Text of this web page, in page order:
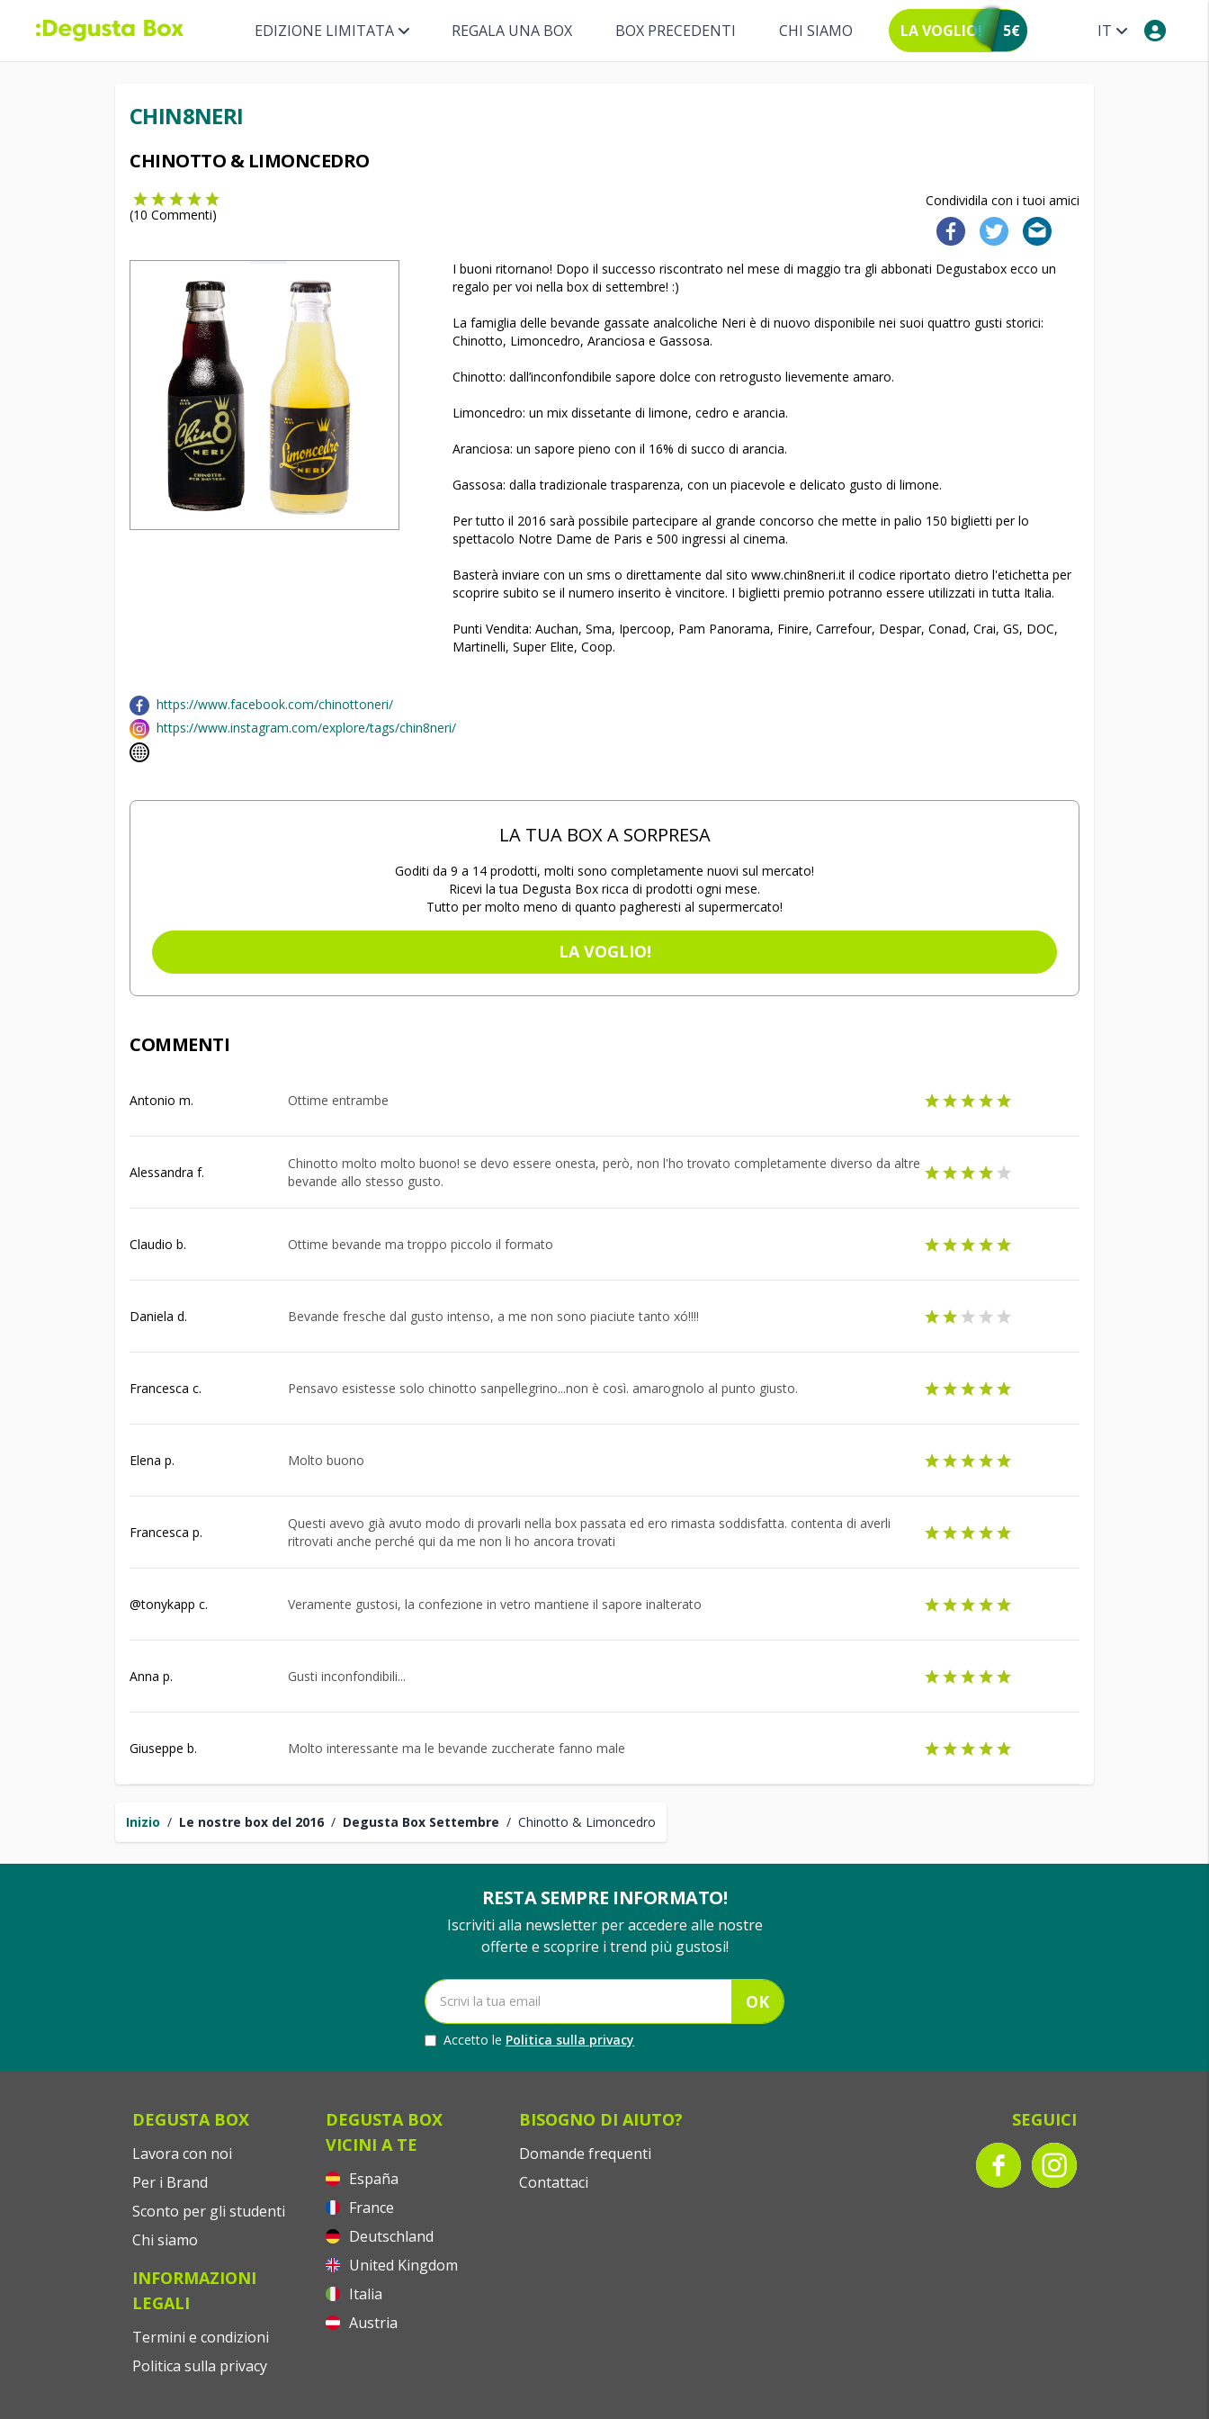
IT
EDIZIONE LIMITATA REGALA UNA BOX BOX PRECEDENTI CHI SIAMO LA VOGLIO! 5€
Inizio / Le nostre box del 2016 / Degusta Box Settembre / Chinotto & Limoncedro
CHIN8NERI
CHINOTTO & LIMONCEDRO
Condividila con i tuoi amici
(10 Commenti)
I buoni ritornano! Dopo il successo riscontrato nel mese di maggio tra gli abbonati Degustabox ecco un
regalo per voi nella box di settembre! :)
La famiglia delle bevande gassate analcoliche Neri è di nuovo disponibile nei suoi quattro gusti storici:
Chinotto, Limoncedro, Aranciosa e Gassosa.
Chinotto: dall’inconfondibile sapore dolce con retrogusto lievemente amaro.
Limoncedro: un mix dissetante di limone, cedro e arancia.
Aranciosa: un sapore pieno con il 16% di succo di arancia.
Gassosa: dalla tradizionale trasparenza, con un piacevole e delicato gusto di limone.
Per tutto il 2016 sarà possibile partecipare al grande concorso che mette in palio 150 biglietti per lo
spettacolo Notre Dame de Paris e 500 ingressi al cinema.
Basterà inviare con un sms o direttamente dal sito www.chin8neri.it il codice riportato dietro l'etichetta per
scoprire subito se il numero inserito è vincitore. I biglietti premio potranno essere utilizzati in tutta Italia.
Punti Vendita: Auchan, Sma, Ipercoop, Pam Panorama, Finire, Carrefour, Despar, Conad, Crai, GS, DOC,
Martinelli, Super Elite, Coop.
https://www.facebook.com/chinottoneri/
https://www.instagram.com/explore/tags/chin8neri/
LA TUA BOX A SORPRESA
Goditi da 9 a 14 prodotti, molti sono completamente nuovi sul mercato!
Ricevi la tua Degusta Box ricca di prodotti ogni mese.
Tutto per molto meno di quanto pagheresti al supermercato!
LA VOGLIO!
COMMENTI
Antonio m. Ottime entrambe
Alessandra f.
Chinotto molto molto buono! se devo essere onesta, però, non l'ho trovato completamente diverso da altre
bevande allo stesso gusto.
Claudio b. Ottime bevande ma troppo piccolo il formato
Daniela d. Bevande fresche dal gusto intenso, a me non sono piaciute tanto xó!!!!
Francesca c. Pensavo esistesse solo chinotto sanpellegrino...non è così. amarognolo al punto giusto.
Elena p. Molto buono
Francesca p.
Questi avevo già avuto modo di provarli nella box passata ed ero rimasta soddisfatta. contenta di averli
ritrovati anche perché qui da me non li ho ancora trovati
@tonykapp c. Veramente gustosi, la confezione in vetro mantiene il sapore inalterato
Anna p. Gusti inconfondibili...
Giuseppe b. Molto interessante ma le bevande zuccherate fanno male
RESTA SEMPRE INFORMATO!
Iscriviti alla newsletter per accedere alle nostre
offerte e scoprire i trend più gustosi!
OK
Accetto le Politica sulla privacy
DEGUSTA BOX
Lavora con noi
Per i Brand
Sconto per gli studenti
Chi siamo
INFORMAZIONI
LEGALI
Termini e condizioni
Politica sulla privacy
DEGUSTA BOX
VICINI A TE
España
France
Deutschland
United Kingdom
Italia
Austria
BISOGNO DI AIUTO?
Domande frequenti
Contattaci
SEGUICI